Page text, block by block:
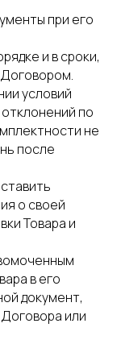
при его
и в сроки,
условий
по
не
после
о своей
Товара и
в его
документ,
или